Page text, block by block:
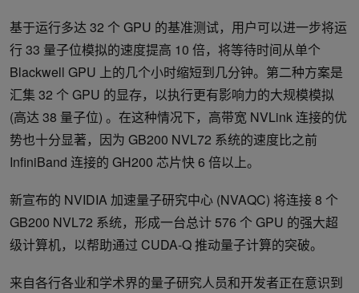
基于运行多达 32 个 GPU 的基准测试，用户可以进一步将运
行 33 量子位模拟的速度提高 10 倍，将等待时间从单个
Blackwell GPU 上的几个小时缩短到几分钟。第二种方案是
汇集 32 个 GPU 的显存，以执行更有影响力的大规模模拟
(高达 38 量子位) 。在这种情况下，高带宽 NVLink 连接的优
势也十分显著，因为 GB200 NVL72 系统的速度比之前
InfiniBand 连接的 GH200 芯片快 6 倍以上。
新宣布的 NVIDIA 加速量子研究中心 (NVAQC) 将连接 8 个
GB200 NVL72 系统，形成一台总计 576 个 GPU 的强大超
级计算机，以帮助通过 CUDA-Q 推动量子计算的突破。
来自各行各业和学术界的量子研究人员和开发者正在意识到